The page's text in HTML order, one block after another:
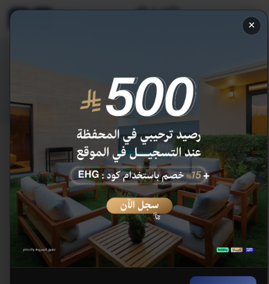
×
قصص ونصائح وأخبار من إنالة للفنادق والمنتجعات.
الرئيسية/ المدونة
يوم المرأة العالمي